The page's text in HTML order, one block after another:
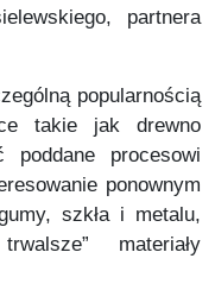
partnera
popularnością
takie jak drewno
procesowi
ponownym
szkła i metalu,
materiały